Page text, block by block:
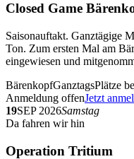
Closed Game
Saisonauftakt. Ganztägige
Ton. Zum ersten Mal am
eingewiesen und
BärenkopfGanztagsPlätze
Anmeldung offenJetzt
19SEP 2026Samstag
Da fahren wir hin
Operation Tritium